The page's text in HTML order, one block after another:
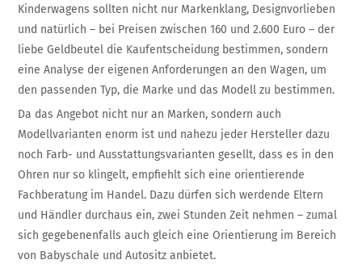
Kinderwagens sollten nicht nur Markenklang, Designvorlieben
und natürlich – bei Preisen zwischen 160 und 2.600 Euro – der
liebe Geldbeutel die Kaufentscheidung bestimmen, sondern
eine Analyse der eigenen Anforderungen an den Wagen, um
den passenden Typ, die Marke und das Modell zu bestimmen.
Da das Angebot nicht nur an Marken, sondern auch
Modellvarianten enorm ist und nahezu jeder Hersteller dazu
noch Farb- und Ausstattungsvarianten gesellt, dass es in den
Ohren nur so klingelt, empfiehlt sich eine orientierende
Fachberatung im Handel. Dazu dürfen sich werdende Eltern
und Händler durchaus ein, zwei Stunden Zeit nehmen – zumal
sich gegebenenfalls auch gleich eine Orientierung im Bereich
von Babyschale und Autositz anbietet.